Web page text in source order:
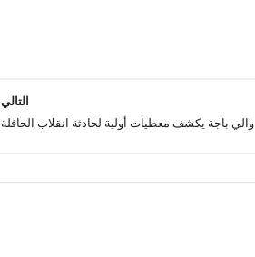
التالي
والي باجة يكشف معطيات أولية لحادثة انقلاب الحافلة